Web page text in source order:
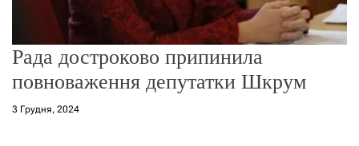
Рада достроково припинила
повноваження депутатки Шкрум
3 Грудня, 2024